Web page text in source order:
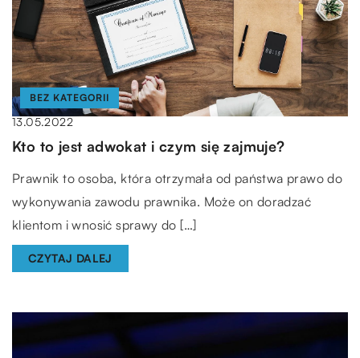
BEZ KATEGORII
13.05.2022
Kto to jest adwokat i czym się zajmuje?
Prawnik to osoba, która otrzymała od państwa prawo do
wykonywania zawodu prawnika. Może on doradzać
klientom i wnosić sprawy do […]
CZYTAJ DALEJ